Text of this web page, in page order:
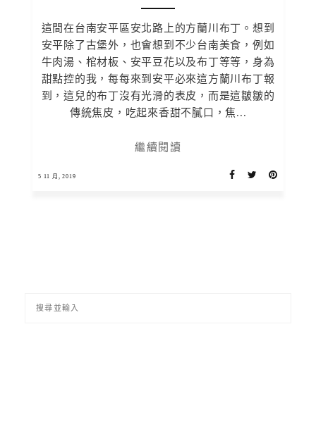
這間在台南安平區安北路上的方蘭川布丁。想到
安平除了古堡外，也會想到不少台南美食，例如
牛肉湯、棺材板、安平豆花以及布丁等等，身為
甜點控的我，每每來到安平必來這方蘭川布丁報
到，這兒的布丁沒有光滑的表皮，而是這皺皺的
傳統焦皮，吃起來香甜不膩口，焦...
繼續閱讀
5 11 月, 2019